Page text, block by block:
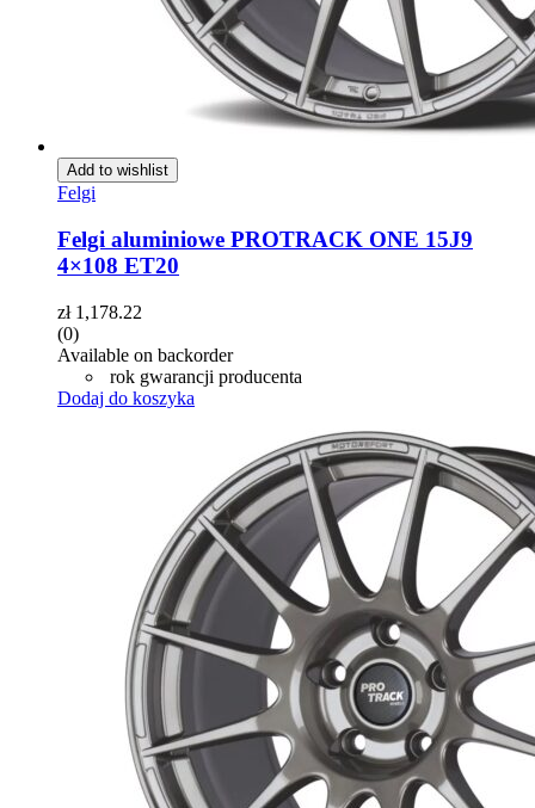
Add to wishlist
Felgi
Felgi aluminiowe PROTRACK ONE 15J9
4×108 ET20
zł1,178.22
(0)
Available on backorder
rok gwarancji producenta
Dodaj do koszyka